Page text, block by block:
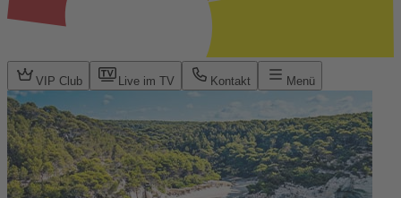
VIP Club Live im TV Kontakt Menü